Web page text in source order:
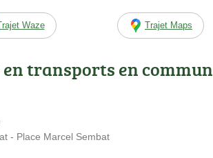
Waze Trajet Maps
transports en commun
- Place Marcel Sembat